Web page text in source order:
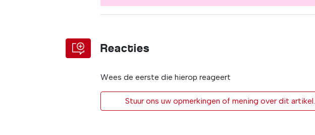
Reacties
Wees de eerste die hierop reageert
Stuur ons uw opmerkingen of mening over dit artikel.